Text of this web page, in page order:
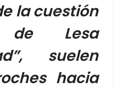
la cuestión
de Lesa
suelen
hacia